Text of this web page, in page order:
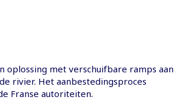
oplossing met verschuifbare ramps aan
rivier. Het aanbestedingsproces
Franse autoriteiten.